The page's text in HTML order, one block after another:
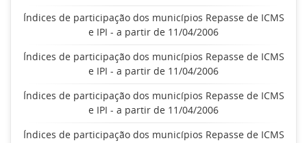
Índices de participação dos municípios Repasse de ICMS
e IPI - a partir de 11/04/2006
Índices de participação dos municípios Repasse de ICMS
e IPI - a partir de 11/04/2006
Índices de participação dos municípios Repasse de ICMS
e IPI - a partir de 11/04/2006
Índices de participação dos municípios Repasse de ICMS